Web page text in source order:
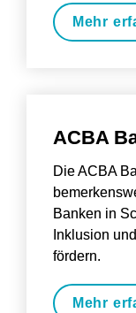
Mehr
ACBA
Die ACBA
Banken in
Inklusion
fördern.
Mehr